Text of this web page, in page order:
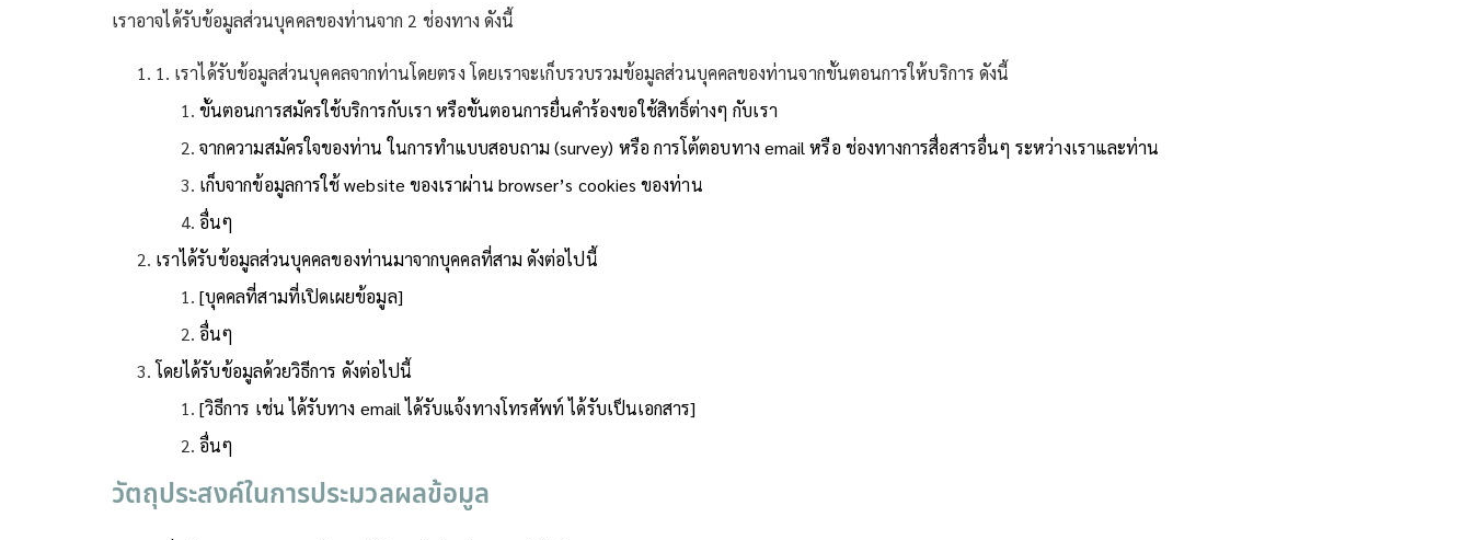
เราอาจได้รับข้อมูลส่วนบุคคลของท่านจาก 2 ช่องทาง ดังนี้
1. เราได้รับข้อมูลส่วนบุคคลจากท่านโดยตรง โดยเราจะเก็บรวบรวมข้อมูลส่วนบุคคลของท่านจากขั้นตอนการให้บริการ ดังนี้
ขั้นตอนการสมัครใช้บริการกับเรา หรือขั้นตอนการยื่นคำร้องขอใช้สิทธิ์ต่างๆ กับเรา
จากความสมัครใจของท่าน ในการทำแบบสอบถาม (survey) หรือ การโต้ตอบทาง email หรือ ช่องทางการสื่อสารอื่นๆ ระหว่างเราและท่าน
เก็บจากข้อมูลการใช้ website ของเราผ่าน browser’s cookies ของท่าน
อื่นๆ
เราได้รับข้อมูลส่วนบุคคลของท่านมาจากบุคคลที่สาม ดังต่อไปนี้
[บุคคลที่สามที่เปิดเผยข้อมูล]
อื่นๆ
โดยได้รับข้อมูลด้วยวิธีการ ดังต่อไปนี้
[วิธีการ เช่น ได้รับทาง email ได้รับแจ้งทางโทรศัพท์ ได้รับเป็นเอกสาร]
อื่นๆ
วัตถุประสงค์ในการประมวลผลข้อมูล